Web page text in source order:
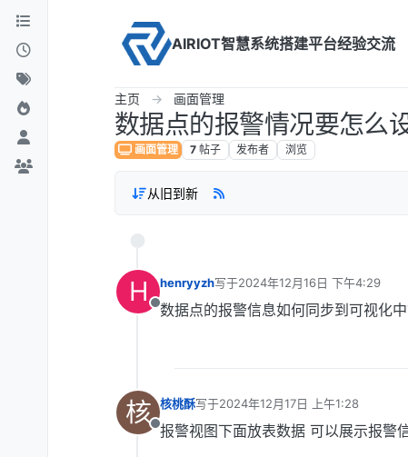
Skip to content
AIRIOT智慧系统搭建平台经验交流
主页 画面管理
数据点的报警情况要怎么
画面管理 7 帖子 发布者 浏览
从旧到新
H
离线
henryyzh写于2024年12月16日 下午4:29
最后由 编辑
数据点的报警信息如何同步到可视化
核
离线
核桃酥写于2024年12月17日 上午1:28
最后由 编辑
报警视图下面放表数据 可以展示报警